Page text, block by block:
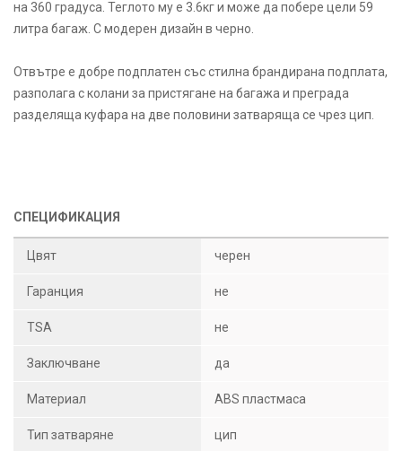
на 360 градуса. Теглото му е 3.6кг и може да побере цели 59
литра багаж. С модерен дизайн в черно.
Отвътре е добре подплатен със стилна брандирана подплата,
разполага с колани за пристягане на багажа и преграда
разделяща куфара на две половини затваряща се чрез цип.
СПЕЦИФИКАЦИЯ
Цвят черен
Гаранция не
TSA не
Заключване да
Материал ABS пластмаса
Тип затваряне цип